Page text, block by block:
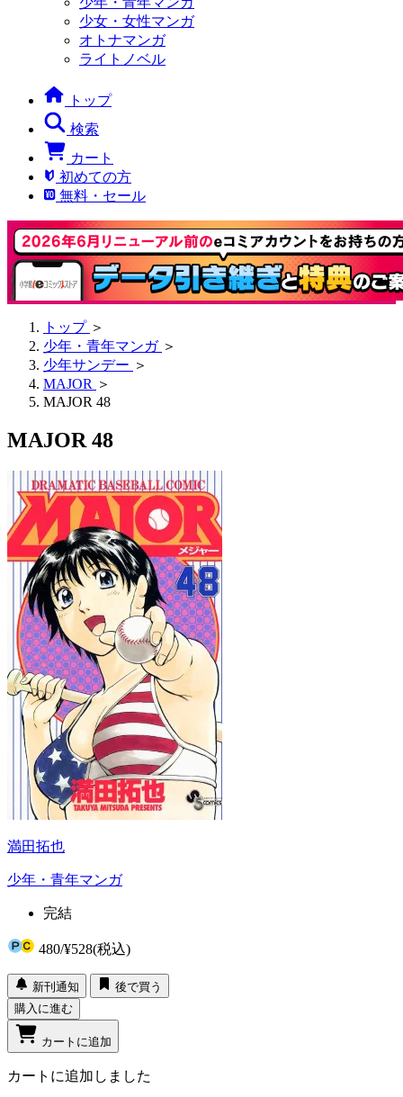
少女・女性マンガ
オトナマンガ
ライトノベル
トップ
検索
カート
初めての方
無料・セール
トップ ＞
少年・青年マンガ ＞
少年サンデー ＞
MAJOR ＞
MAJOR 48
MAJOR 48
満田拓也
少年・青年マンガ
完結
480/¥528(税込)
新刊通知
後で買う
購入に進む
カートに追加
カートに追加しました